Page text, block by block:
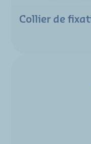
Collier de